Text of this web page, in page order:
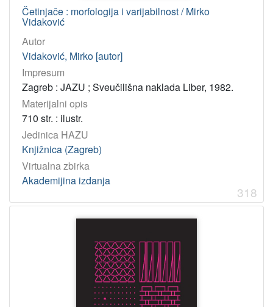
Četinjače : morfologija i varijabilnost / Mirko
Vidaković
Autor
Vidaković, Mirko [autor]
Impresum
Zagreb : JAZU ; Sveučilišna naklada Liber, 1982.
Materijalni opis
710 str. : ilustr.
Jedinica HAZU
Knjižnica (Zagreb)
Virtualna zbirka
Akademijina izdanja
318